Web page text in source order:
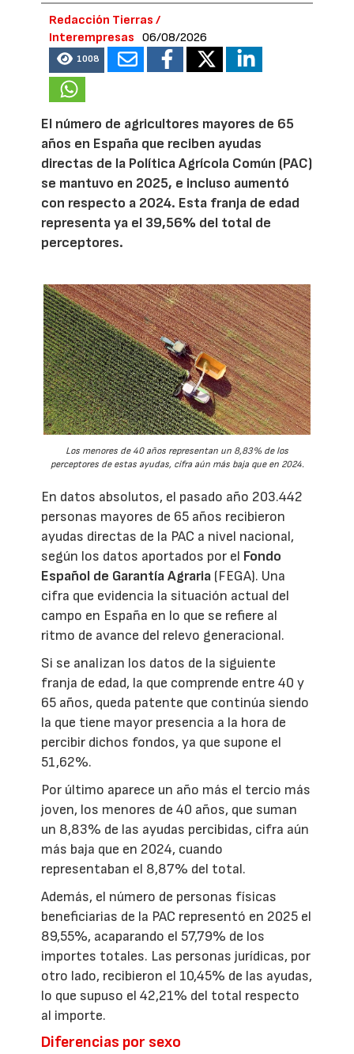
Redacción Tierras /
Interempresas
06/08/2026
1008
El número de agricultores mayores de 65
años en España que reciben ayudas
directas de la Política Agrícola Común (PAC)
se mantuvo en 2025, e incluso aumentó
con respecto a 2024. Esta franja de edad
representa ya el 39,56% del total de
perceptores.
Los menores de 40 años representan un 8,83% de los
perceptores de estas ayudas, cifra aún más baja que en 2024.
En datos absolutos, el pasado año 203.442
personas mayores de 65 años recibieron
ayudas directas de la PAC a nivel nacional,
según los datos aportados por el Fondo
Español de Garantía Agraria (FEGA). Una
cifra que evidencia la situación actual del
campo en España en lo que se refiere al
ritmo de avance del relevo generacional.
Si se analizan los datos de la siguiente
franja de edad, la que comprende entre 40 y
65 años, queda patente que continúa siendo
la que tiene mayor presencia a la hora de
percibir dichos fondos, ya que supone el
51,62%.
Por último aparece un año más el tercio más
joven, los menores de 40 años, que suman
un 8,83% de las ayudas percibidas, cifra aún
más baja que en 2024, cuando
representaban el 8,87% del total.
Además, el número de personas físicas
beneficiarias de la PAC representó en 2025 el
89,55%, acaparando el 57,79% de los
importes totales. Las personas jurídicas, por
otro lado, recibieron el 10,45% de las ayudas,
lo que supuso el 42,21% del total respecto
al importe.
Diferencias por sexo